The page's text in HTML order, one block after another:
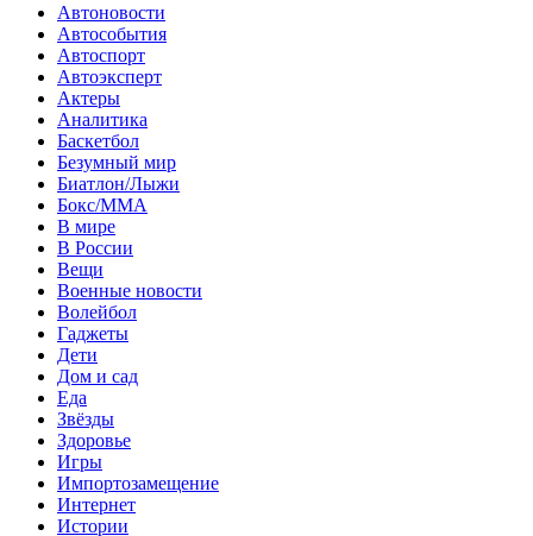
Автоновости
Автособытия
Автоспорт
Автоэксперт
Актеры
Аналитика
Баскетбол
Безумный мир
Биатлон/Лыжи
Бокс/MMA
В мире
В России
Вещи
Военные новости
Волейбол
Гаджеты
Дети
Дом и сад
Еда
Звёзды
Здоровье
Игры
Импортозамещение
Интернет
Истории